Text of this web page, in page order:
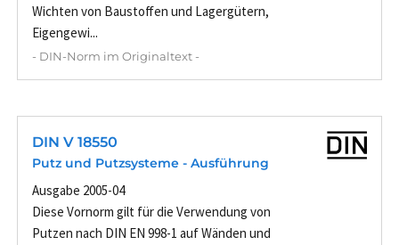
Wichten von Baustoffen und Lagergütern,
Eigengewi...
- DIN-Norm im Originaltext -
DIN V 18550
Putz und Putzsysteme - Ausführung
Ausgabe 2005-04
Diese Vornorm gilt für die Verwendung von
Putzen nach DIN EN 998-1 auf Wänden und